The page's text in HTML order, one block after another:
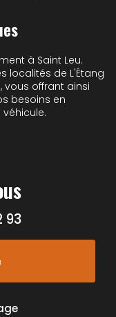
à Saint Leu.
localités de L'Étang
vous offrant ainsi
besoins en
93